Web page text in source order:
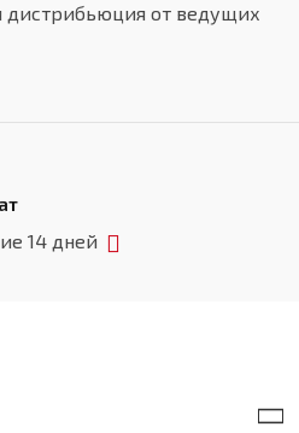
дистрибьюция от ведущих
14 дней